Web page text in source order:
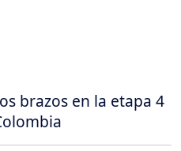
brazos en la etapa 4